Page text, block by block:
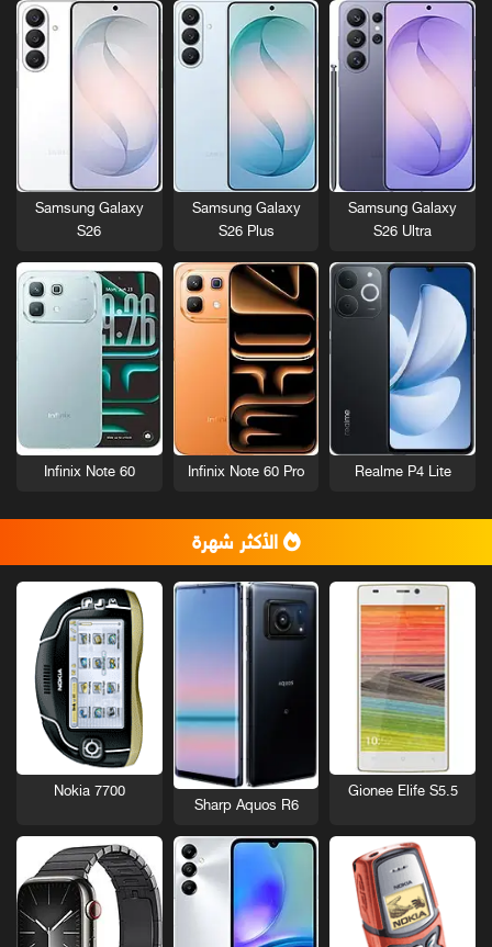
Samsung Galaxy
S26 Ultra
Samsung Galaxy
S26 Plus
Samsung Galaxy
S26
Realme P4 Lite
Infinix Note 60 Pro
Infinix Note 60
الأكثر شهرة
Gionee Elife S5.5
Sharp Aquos R6
Nokia 7700